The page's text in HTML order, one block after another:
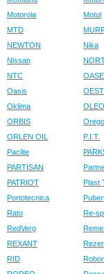
Motorola
Motul
MTD
NEWTON
Nika
Nissan
NTC
OASE
Oasis
OEST
Oklima
ORBIS
ORLEN OIL
P.I.T.
Paclite
PARTISAN
PATRIOT
Plast
Portotecnica
Rato
Re-
RedVerg
REXANT
Rezer
RID